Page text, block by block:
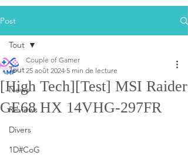
Post
Tout
News
Reviews
Divers
1D#CoG
Tout
[High Tech][Test] MSI Raider
GE68 HX 14VHG-297FR
Couple of Gamer
25 août 2024 5 min de lecture